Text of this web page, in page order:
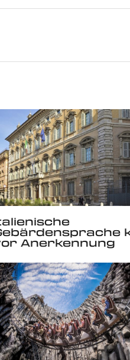
Anerkennung